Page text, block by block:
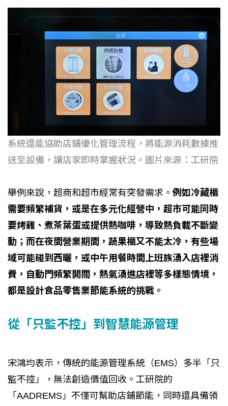
系統還能協助店鋪優化管理流程，將能源消耗數據推
送至設備，讓店家即時掌握狀況。圖片來源：工研院
舉例來說，超商和超市經常有突發需求。 例如冷藏櫃
需要頻繁補貨，或是在多元化經營中，超市可能同時
要烤雞、煮茶葉蛋或提供熱咖啡，導致熱負載不斷變
動；而在夜間營業期間，蔬果櫃又不能太冷，有些場
域可能碰到西曬，或中午用餐時間上班族湧入店裡消
費，自動門頻繁開關，熱氣湧進店裡等多樣態情境，
都是設計食品零售業節能系統的挑戰。
從「只監不控」到智慧能源管理
宋鴻均表示，傳統的能源管理系統（EMS）多半「只
監不控」，無法創造價值回收。工研院的
「AADREMS」不僅可幫助店鋪節能，同時還具備領